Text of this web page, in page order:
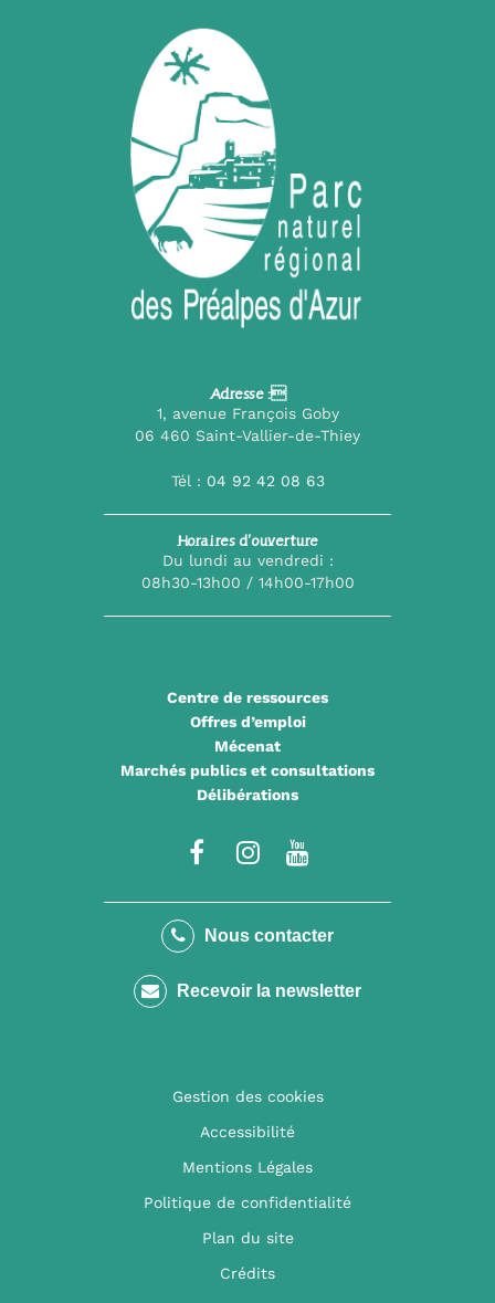
Adresse :
1, avenue François Goby
06 460 Saint-Vallier-de-Thiey
Tél : 04 92 42 08 63
Horaires d’ouverture
Du lundi au vendredi :
08h30-13h00 / 14h00-17h00
Centre de ressources
Offres d’emploi
Mécenat
Marchés publics et consultations
Délibérations
Lien
le
Facebook
Lien
le
Instagram
la
Youtube
Nous contacter
Recevoir la newsletter
Gestion des cookies
Accessibilité
Mentions Légales
Politique de confidentialité
Plan du site
Crédits